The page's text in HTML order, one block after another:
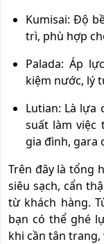
Kumisai: Độ
trì, phù hợp
Palada: Áp
kiệm nước, lý
Lutian: Là lựa
suất làm
gia đình, gara
Trên đây là tổng
siêu sạch, cẩn
từ khách hàng.
bạn có thể ghé
khi cần tân trang,